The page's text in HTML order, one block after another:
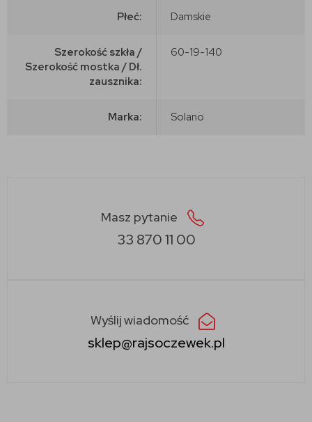
Płeć: Damskie
Szerokość szkła /
Szerokość mostka / Dł.
zausznika:
60-19-140
Marka: Solano
Masz pytanie
33 870 11 00
Wyślij wiadomość
sklep@rajsoczewek.pl